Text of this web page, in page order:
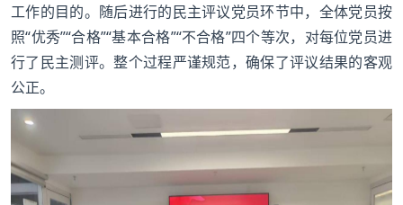
工作的目的。随后进行的民主评议党员环节中，全体党员按
照“优秀”“合格”“基本合格”“不合格”四个等次，对每位党员进
行了民主测评。整个过程严谨规范，确保了评议结果的客观
公正。